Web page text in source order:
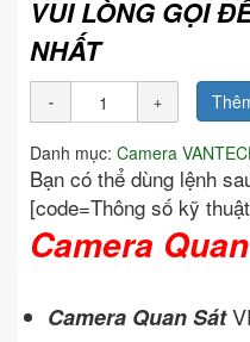
VUI LÒNG GỌI
NHẤT
Danh mục: Camera
Bạn có thể dùng lệnh
[code=Thông số kỹ
Camera
Camera Quan Sát